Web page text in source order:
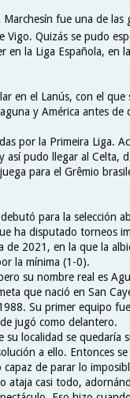
fue una de las
Vigo. Quizás se pudo
en la Liga Española, en
en el Lanús, con el que
y América antes de
por la Primeira Liga.
así pudo llegar al Celta,
para el Grêmio
para la selección
ha disputado torneos
de 2021, en la que la
la mínima (1-0).
su nombre real es
que nació en San
Su primer equipo
jugó como delantero.
su localidad se quedaría
a ello. Entonces
capaz de parar lo
ataja casi todo,